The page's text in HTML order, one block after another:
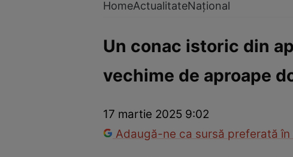
InternaționalFapt diversTehnologie
HomeActualitateNațional
Un conac istoric din
vechime de aproape
17 martie 2025 9:02
Adaugă-ne ca sursă preferată în